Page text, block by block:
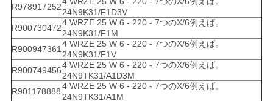
R978917252
24N9K31/F1D3V
R900730472
4 WRZE 25 W 6 - 220 - 7つのX/6例えば。
24N9K31/F1M
R900947361
4 WRZE 25 W 6 - 220 - 7つのX/6例えば。
24N9K31/F1V
R900749456
4 WRZE 25 W 6 - 220 - 7つのX/6例えば。
24N9TK31/A1D3M
R901178888
4 WRZE 25 W 6 - 220 - 7つのX/6例えば。
24N9TK31/A1M